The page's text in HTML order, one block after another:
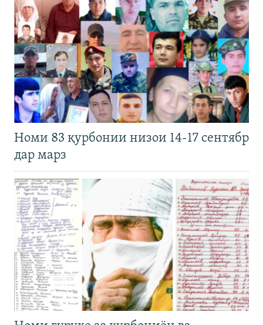
Номи 83 қурбонии низои 14-17 сентябр
дар марз